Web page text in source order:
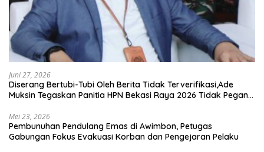
Juni 27, 2026
Diserang Bertubi-Tubi Oleh Berita Tidak Terverifikasi,Ade
Muksin Tegaskan Panitia HPN Bekasi Raya 2026 Tidak Pegang
Mei 23, 2026
Pembunuhan Pendulang Emas di Awimbon, Petugas
Gabungan Fokus Evakuasi Korban dan Pengejaran Pelaku